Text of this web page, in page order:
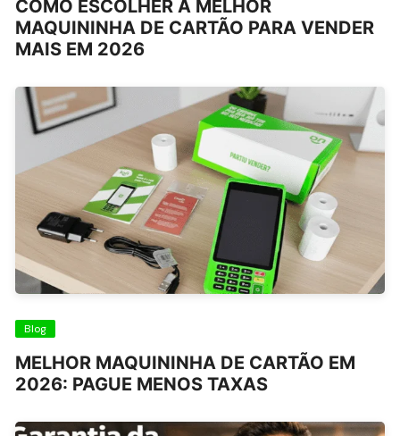
COMO ESCOLHER A MELHOR
MAQUININHA DE CARTÃO PARA VENDER
MAIS EM 2026
Blog
MELHOR MAQUININHA DE CARTÃO EM
2026: PAGUE MENOS TAXAS